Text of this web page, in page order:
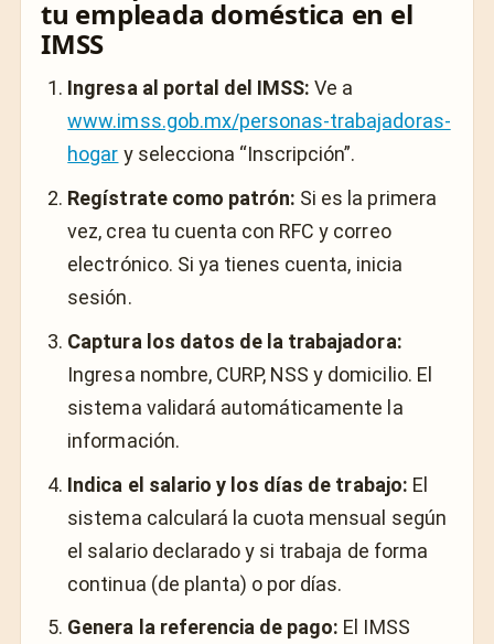
tu empleada doméstica en el
IMSS
Ingresa al portal del IMSS: Ve a
www.imss.gob.mx/personas-trabajadoras-
hogar y selecciona “Inscripción”.
Regístrate como patrón: Si es la primera
vez, crea tu cuenta con RFC y correo
electrónico. Si ya tienes cuenta, inicia
sesión.
Captura los datos de la trabajadora:
Ingresa nombre, CURP, NSS y domicilio. El
sistema validará automáticamente la
información.
Indica el salario y los días de trabajo: El
sistema calculará la cuota mensual según
el salario declarado y si trabaja de forma
continua (de planta) o por días.
Genera la referencia de pago: El IMSS